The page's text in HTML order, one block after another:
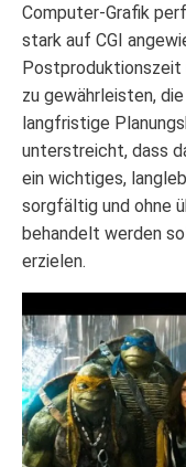
Computer-Grafik
stark auf CGI
Postproduktionszeit
zu gewährleisten,
langfristige
unterstreicht, dass
ein wichtiges,
sorgfältig und ohne
behandelt werden
erzielen.